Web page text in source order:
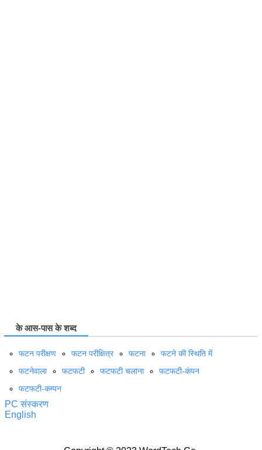
के आस-पास के शब्द
फटन परीक्षण फटन परीक्षित्र फटना
फटने की स्थिति में
फटनेवाला
फटफटी फटफटी चलाना
फटफटी-कंपन
फटफटी-कम्पन
PC संस्करण
English